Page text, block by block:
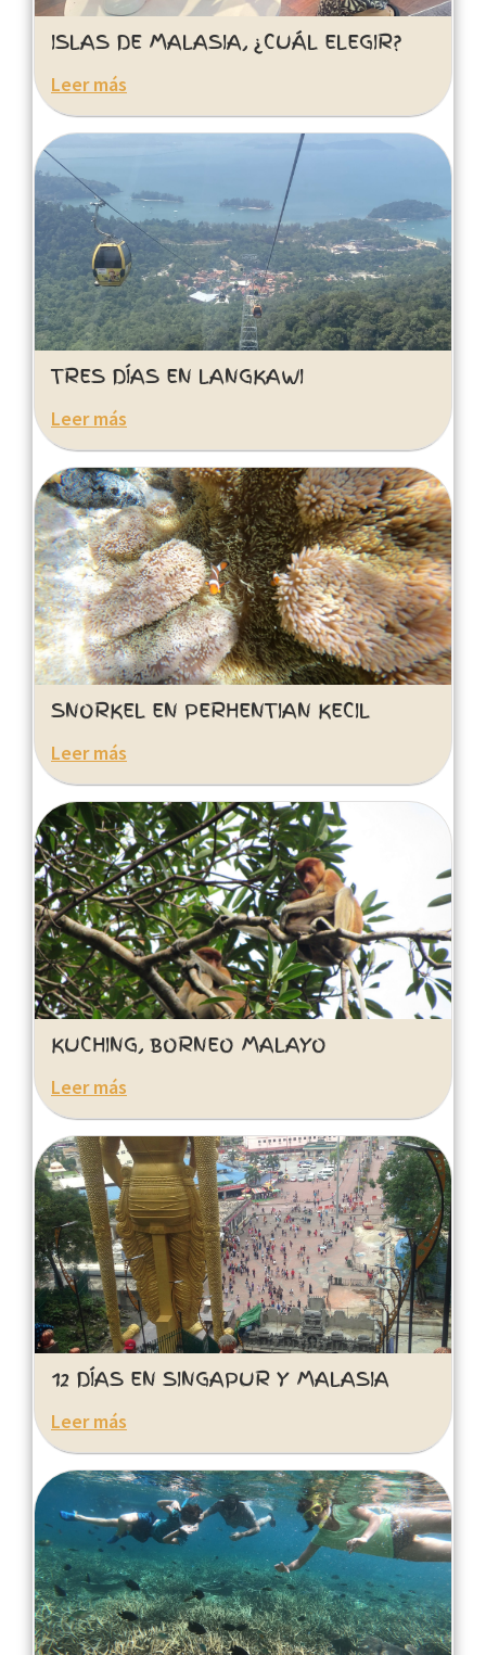
ISLAS DE MALASIA, ¿CUÁL ELEGIR?
Leer más
TRES DÍAS EN LANGKAWI
Leer más
SNORKEL EN PERHENTIAN KECIL
Leer más
KUCHING, BORNEO MALAYO
Leer más
12 DÍAS EN SINGAPUR Y MALASIA
Leer más